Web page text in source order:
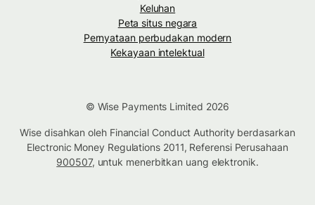
Keluhan
Peta situs negara
Pernyataan perbudakan modern
Kekayaan intelektual
© Wise Payments Limited 2026
Wise disahkan oleh Financial Conduct Authority berdasarkan
Electronic Money Regulations 2011, Referensi Perusahaan
900507, untuk menerbitkan uang elektronik.